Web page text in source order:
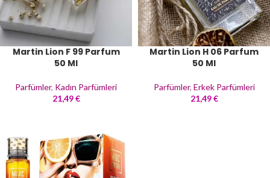
Martin Lion F 99 Parfum
50 Ml
Parfümler, Kadın Parfümleri
21,49€
Martin Lion H 06 Parfum
50 Ml
Parfümler, Erkek Parfümleri
21,49€